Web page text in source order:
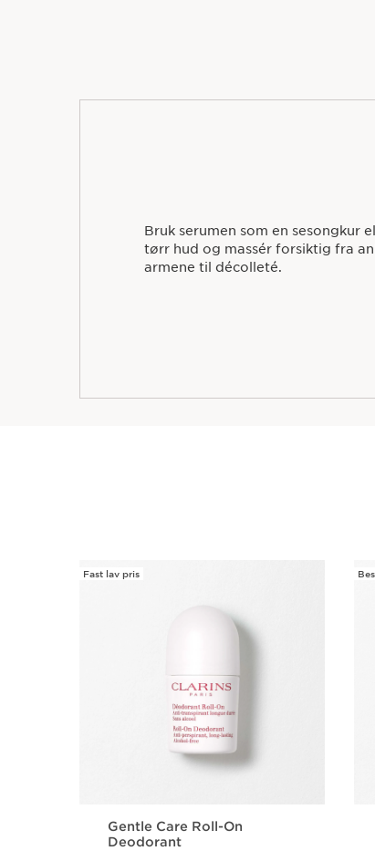
Bruk serumen som en sesongkur
tørr hud og massér forsiktig fra
armene til décolleté.
HOPP TIL INNHOLD
Fast lav pris
Gentle Care Roll-On
Deodorant